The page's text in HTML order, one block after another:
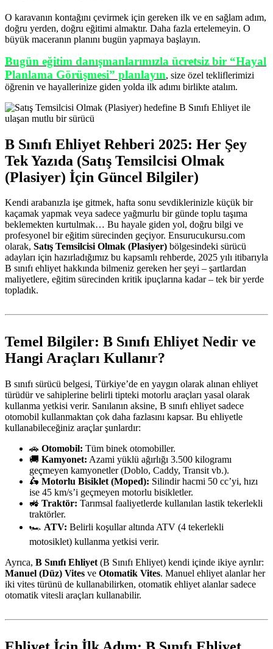
O karavanın kontağını çevirmek için gereken ilk ve en sağlam adım,
doğru yerden, doğru eğitimi almaktır. Daha fazla ertelemeyin. O
büyük maceranın planını bugün yapmaya başlayın.
Bugün eğitim danışmanlarımızla ücretsiz bir “Hayal
Planlama Görüşmesi” planlayın, size özel tekliflerimizi
öğrenin ve hayallerinize giden yolda ilk adımı birlikte atalım.
B Sınıfı Ehliyet Rehberi 2025: Her Şey
Tek Yazıda (Satış Temsilcisi Olmak
(Plasiyer) İçin Güncel Bilgiler)
Kendi arabanızla işe gitmek, hafta sonu sevdiklerinizle küçük bir
kaçamak yapmak veya sadece yağmurlu bir günde toplu taşıma
beklemekten kurtulmak… Bu hayale giden yol, doğru bilgi ve
profesyonel bir eğitim sürecinden geçiyor. Ensurucukursu.com
olarak, Satış Temsilcisi Olmak (Plasiyer) bölgesindeki sürücü
adayları için hazırladığımız bu kapsamlı rehberde, 2025 yılı itibarıyla
B sınıfı ehliyet hakkında bilmeniz gereken her şeyi – şartlardan
maliyetlere, eğitim sürecinden kritik ipuçlarına kadar – tek bir yerde
topladık.
Temel Bilgiler: B Sınıfı Ehliyet Nedir ve
Hangi Araçları Kullanır?
B sınıfı sürücü belgesi, Türkiye’de en yaygın olarak alınan ehliyet
türüdür ve sahiplerine belirli tipteki motorlu araçları yasal olarak
kullanma yetkisi verir. Sanılanın aksine, B sınıfı ehliyet sadece
otomobil kullanmaktan çok daha fazlasını kapsar. Bu ehliyetle
kullanabileceğiniz araçlar şunlardır:
🚗 Otomobil: Tüm binek otomobiller.
🚚 Kamyonet: Azami yüklü ağırlığı 3.500 kilogramı
geçmeyen kamyonetler (Doblo, Caddy, Transit vb.).
🛵 Motorlu Bisiklet (Moped): Silindir hacmi 50 cc’yi, hızı
ise 45 km/s’i geçmeyen motorlu bisikletler.
🚜 Traktör: Tarımsal faaliyetlerde kullanılan lastik tekerlekli
traktörler.
🏎️ ATV: Belirli koşullar altında ATV (4 tekerlekli
motosiklet) kullanma yetkisi verir.
Ayrıca, B Sınıfı Ehliyet (B Sınıfı Ehliyet) kendi içinde ikiye ayrılır:
Manuel (Düz) Vites ve Otomatik Vites. Manuel ehliyet alanlar her
iki vites türünü de kullanabilirken, otomatik ehliyet alanlar sadece
otomatik vitesli araçları kullanabilir.